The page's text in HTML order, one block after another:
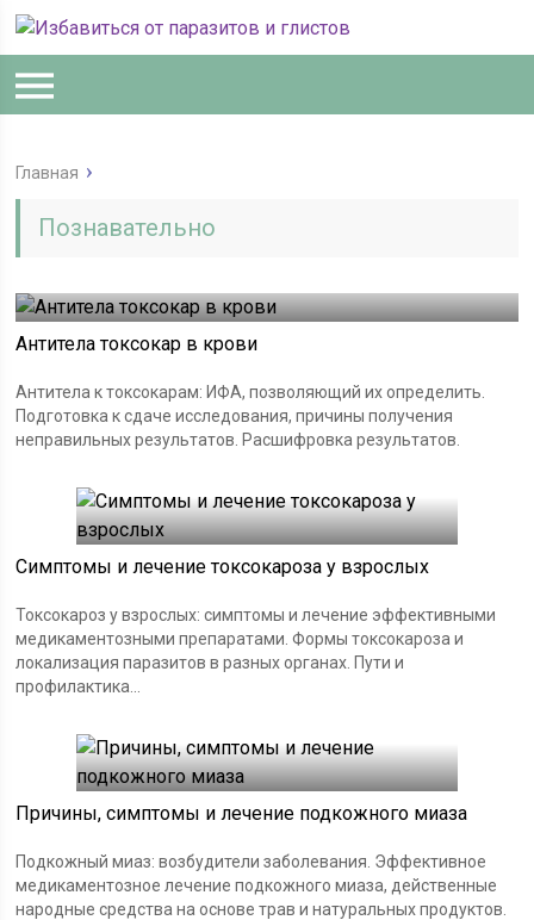
Главная
Познавательно
Антитела токсокар в крови
Антитела к токсокарам: ИФА, позволяющий их определить.
Подготовка к сдаче исследования, причины получения
неправильных результатов. Расшифровка результатов.
Симптомы и лечение токсокароза у взрослых
Токсокароз у взрослых: симптомы и лечение эффективными
медикаментозными препаратами. Формы токсокароза и
локализация паразитов в разных органах. Пути и
профилактика...
Причины, симптомы и лечение подкожного миаза
Подкожный миаз: возбудители заболевания. Эффективное
медикаментозное лечение подкожного миаза, действенные
народные средства на основе трав и натуральных продуктов.